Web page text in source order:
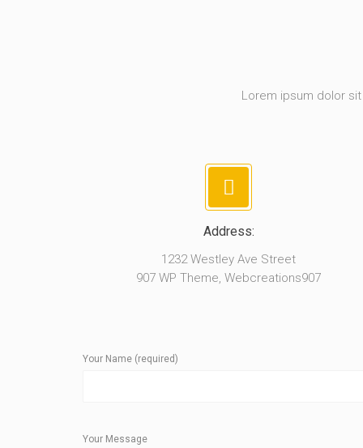
Lorem ipsum dolor
Address:
1232 Westley Ave Street
907 WP Theme, Webcreations907
Your Name (required)
Your Message